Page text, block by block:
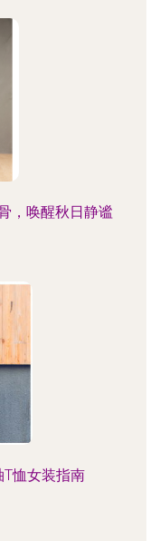
，唤醒秋日静谧
恤女装指南